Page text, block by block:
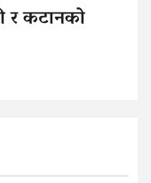
र कटानको